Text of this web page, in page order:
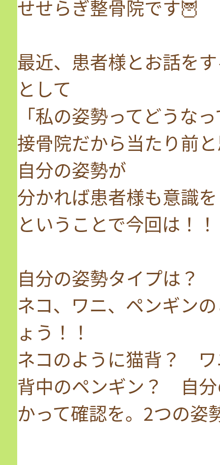
せせらぎ整骨院です🦉
最近、患者様とお話を
として
「私の姿勢ってどうな
接骨院だから当たり前
自分の姿勢が
分かれば患者様も意識
ということで今回は！
自分の姿勢タイプは？
ネコ、ワニ、ペンギン
ょう！！
ネコのように猫背？
背中のペンギン？ 自
かって確認を。2つの姿